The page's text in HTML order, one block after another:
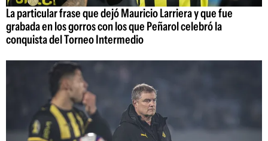
La particular frase que dejó Mauricio Larriera y que fue
grabada en los gorros con los que Peñarol celebró la
conquista del Torneo Intermedio